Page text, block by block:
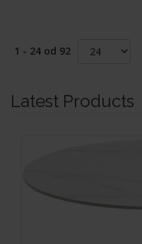
1 - 24 od 92
Latest Products